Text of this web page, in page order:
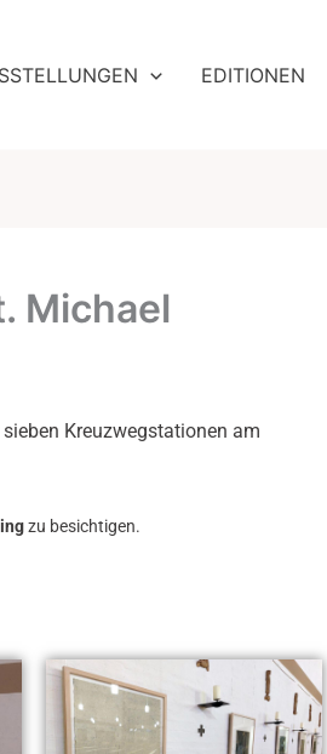
EDITIONEN
Michael
Kreuzwegstationen am
zu besichtigen.
Begegnung in Burghausen